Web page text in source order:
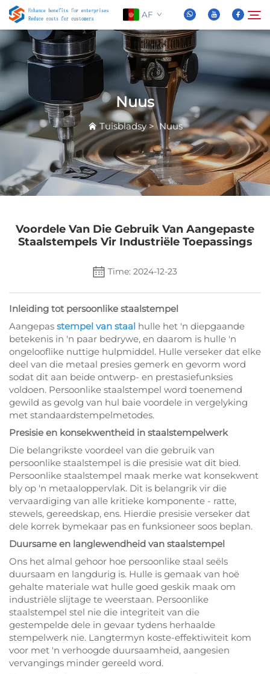
AF
Oor Ons
Produkte
FAQ
Soek
Nuus
Tuisbladsy>Nuus
Voordele Van Die Gebruik Van Aangepaste
Staalstempels Vir Industriële Toepassings
Time: 2024-12-23
Inleiding tot persoonlike staalstempel
Aangepas stempel van staal hulle het 'n diepgaande
betekenis in 'n paar bedrywe, en daarom is hulle 'n
ongelooflike nuttige hulpmiddel. Hulle verseker dat elke
deel van die metaal presies gemerk en gevorm word
sodat dit aan beide ontwerp- en prestasiefunksies
voldoen. Persoonlike staalstempel word toenemend
gewild as gevolg van hul baie voordele in vergelyking
met standaardstempelmetodes.
Presisie en konsekwentheid in staalstempelwerk
Die belangrikste voordeel van die gebruik van
persoonlike staalstempel is die presisie wat dit bied.
Persoonlike staalstempel maak merke wat konsekwent
bly op 'n metaaloppervlak. Dit is belangrik vir die
vervaardiging van alle kritieke komponente - ratte,
stewels, gereedskap, ens. Hierdie presisie verseker dat
dele korrek bymekaar pas en funksioneer soos beplan.
Duursame en langlewendheid van staalstempel
Ons het almal gehoor hoe persoonlike staal seëls
duursaam en langdurig is. Hulle is gemaak van hoë
gehalte materiale wat hulle goed geskik maak om
industriële slijtage te weerstaan. Persoonlike
staalstempel stel nie die integriteit van die
gestempelde dele in gevaar tydens herhaalde
stempelwerk nie. Langtermyn koste-effektiwiteit kom
voor met 'n verhoogde duursaamheid, aangesien
vervangings minder gereeld word.